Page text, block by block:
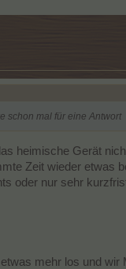
schon mal für eine Antwort
heimische Gerät
Zeit wieder etwas
oder nur sehr
mehr los und